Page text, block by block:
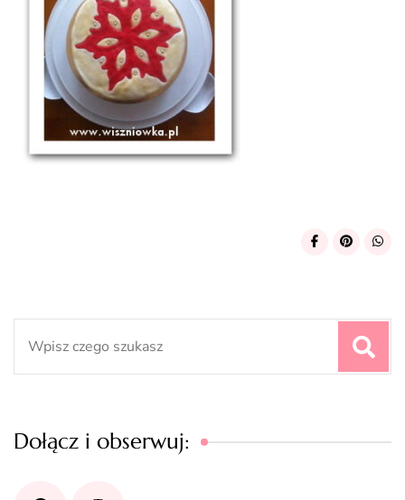
Dołącz i obserwuj: